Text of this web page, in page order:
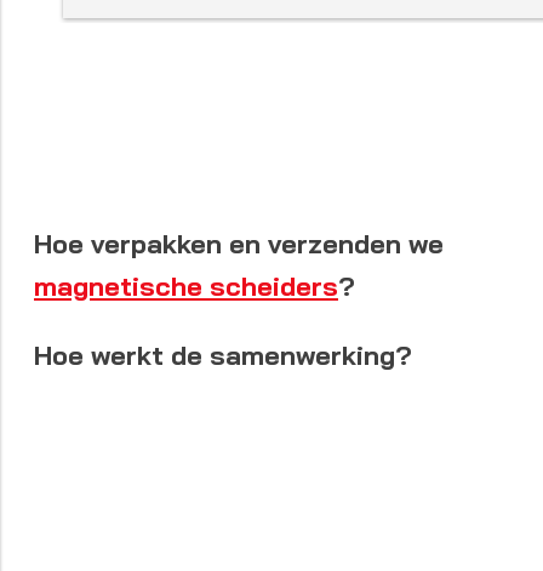
Hoe verpakken en verzenden we
magnetische scheiders?
Hoe werkt de samenwerking?